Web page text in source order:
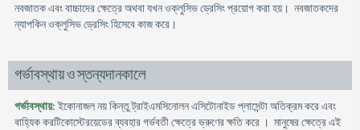
নবজাতক এবং বাচ্চাদের ক্ষেত্রে অথবা যখন ওক্লুসিভ ড্রেসিং প্রয়োগ করা হয়। নবজাতকদের
ন্যাপকিন ওক্লুসিভ ড্রেসিং হিসেবে কাজ করে।
গর্ভাবস্থায় ও স্তন্যদানকালে
গর্ভাবস্থায়: ইকোনাজল নয় কিন্তু ট্রাইএমসিনোলন এসিটোনাইড প্লাসেন্টা অতিক্রম করে এবং
বাহ্যিক করটিকোস্টেরয়েডের ব্যবহার গর্ভবতী ক্ষেত্রে ভ্রুণের ক্ষতি করে । মানুষের ক্ষেত্রে এই